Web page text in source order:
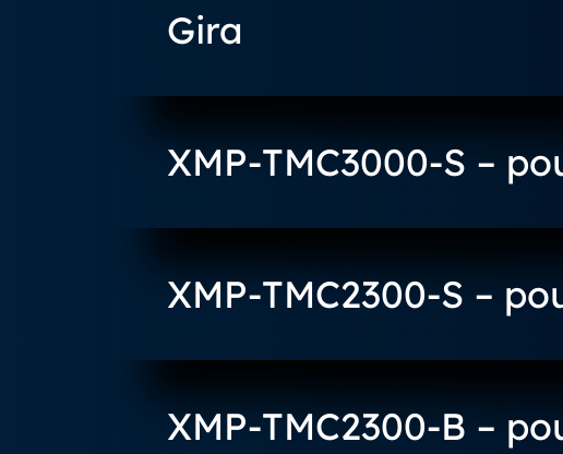
Gira
XMP-TMC3000-S –
XMP-TMC2300-S –
XMP-TMC2300-B –